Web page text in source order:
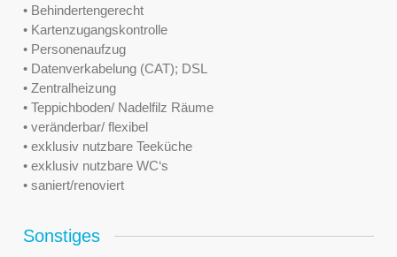
• Behindertengerecht
• Kartenzugangskontrolle
• Personenaufzug
• Datenverkabelung (CAT); DSL
• Zentralheizung
• Teppichboden/ Nadelfilz Räume
• veränderbar/ flexibel
• exklusiv nutzbare Teeküche
• exklusiv nutzbare WC‘s
• saniert/renoviert
Sonstiges